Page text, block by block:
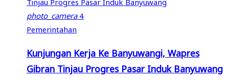
photo_camera4
Pemerintahan
Kunjungan Kerja Ke Banyuwangi, Wapres
Gibran Tinjau Progres Pasar Induk Banyuwang